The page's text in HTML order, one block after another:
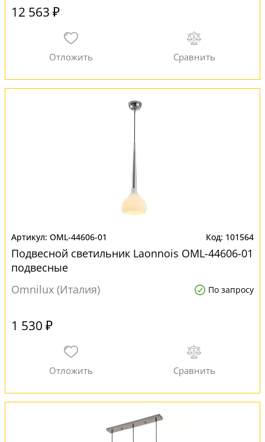
12 563 ₽
OML-44606-01 101564
Подвесной светильник Laonnois OML-44606-01
подвесные
Omnilux (Италия)
По запросу
1 530 ₽